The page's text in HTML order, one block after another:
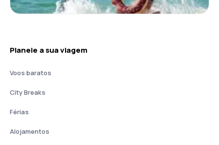
Planeie a sua viagem
Voos baratos
City Breaks
Férias
Alojamentos